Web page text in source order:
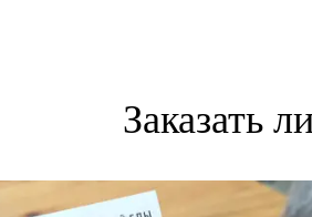
Заказать